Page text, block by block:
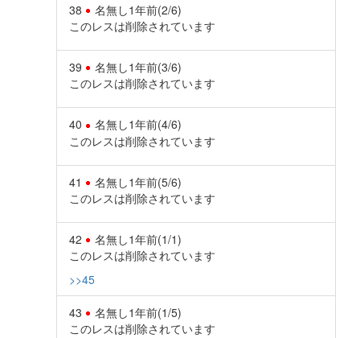
38 名無し1年前(2/6)
このレスは削除されています
39 名無し1年前(3/6)
このレスは削除されています
40 名無し1年前(4/6)
このレスは削除されています
41 名無し1年前(5/6)
このレスは削除されています
42 名無し1年前(1/1)
このレスは削除されています
>>45
43 名無し1年前(1/5)
このレスは削除されています